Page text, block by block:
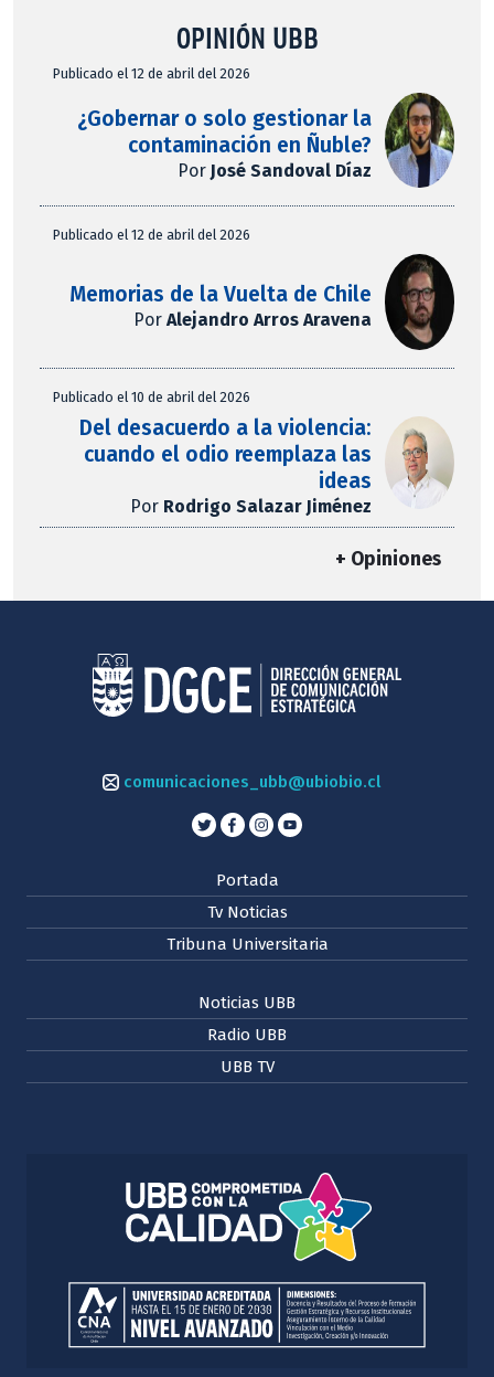
OPINIÓN UBB
Publicado el 12 de abril del 2026
¿Gobernar o solo gestionar la
contaminación en Ñuble?
Por José Sandoval Díaz
Publicado el 12 de abril del 2026
Memorias de la Vuelta de Chile
PorAlejandro Arros Aravena
Publicado el 10 de abril del 2026
Del desacuerdo a la violencia:
cuando el odio reemplaza las
ideas
Por Rodrigo Salazar Jiménez
+ Opiniones
comunicaciones_ubb@ubiobio.cl
Portada
Tv Noticias
Tribuna Universitaria
Noticias UBB
Radio UBB
UBB TV